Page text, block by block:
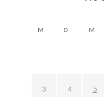
M D M
3 4 5